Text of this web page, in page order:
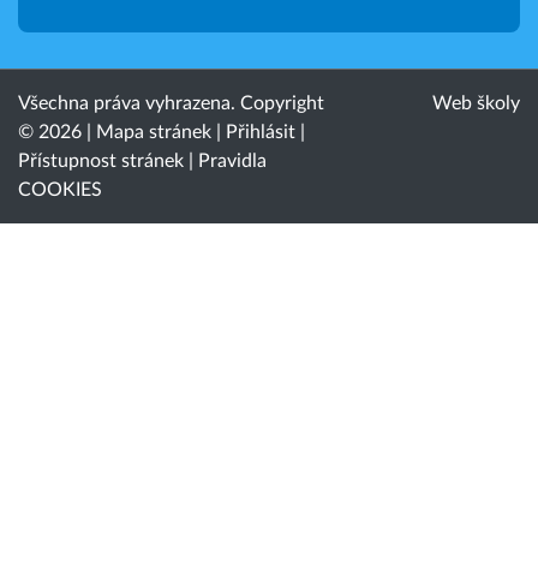
Všechna práva vyhrazena. Copyright
© 2026 |
Mapa stránek Přihlásit
Přístupnost stránek
Pravidla
COOKIES
Web školy